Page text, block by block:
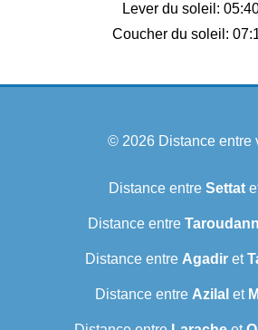
Lever du soleil:
Coucher du soleil:
© 2026 Distance entre
Distance entre Settat
Distance entre
Distance entre Agadir et
Distance entre Azilal et